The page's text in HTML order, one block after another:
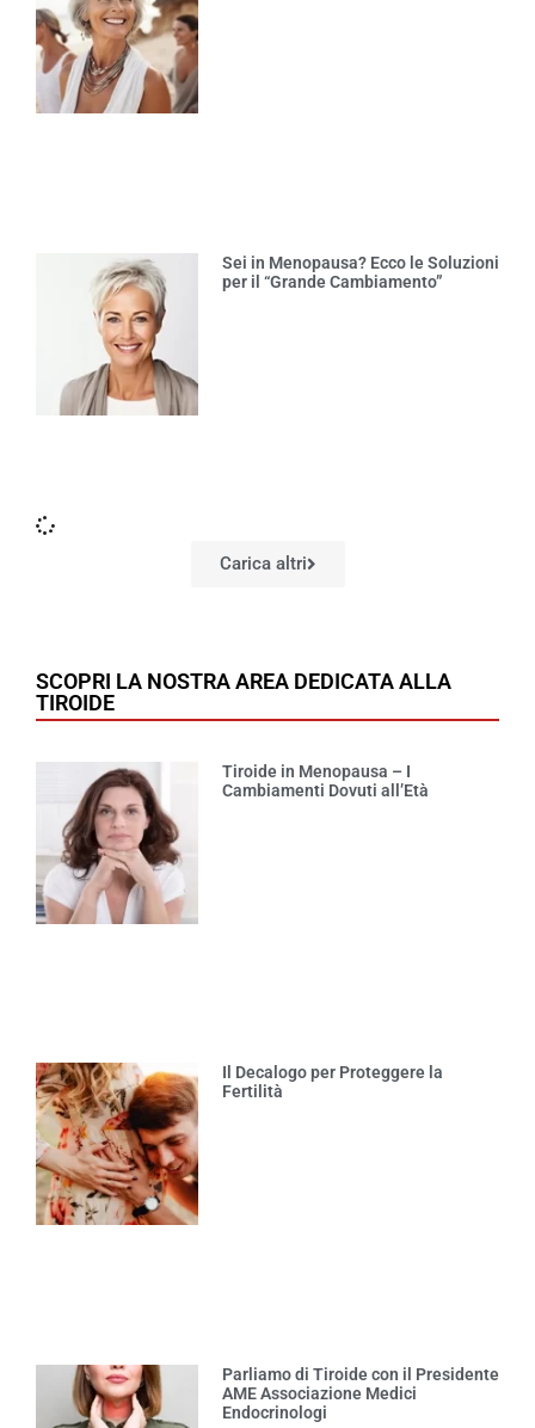
Sei in Menopausa? Ecco le Soluzioni
per il “Grande Cambiamento”
Carica altri
SCOPRI LA NOSTRA AREA DEDICATA ALLA
TIROIDE
Tiroide in Menopausa – I
Cambiamenti Dovuti all’Età
Il Decalogo per Proteggere la
Fertilità
Parliamo di Tiroide con il Presidente
AME Associazione Medici
Endocrinologi